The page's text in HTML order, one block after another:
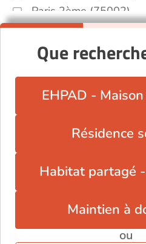
Paris 2ème (75002)
Paris 5ème (75005)
Paris 6ème (75006)
Paris 9ème (75009)
Que
EHPAD -
Résidence
Habitat partagé
Maintien à
ou